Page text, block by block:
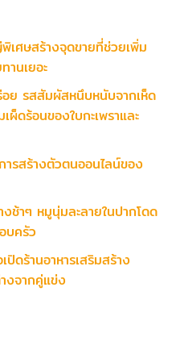
เศษสร้างจุดขายที่ช่วยเพิ่ม
นเยอะ
อย รสสัมผัสหนึบหนับจากเห็ด
ดร้อนของใบกะเพราและ
รสร้างตัวตนออนไลน์ของ
ช้าๆ หมูนุ่มละลายในปากโดด
บครัว
ดร้านอาหารเสริมสร้าง
งจากคู่แข่ง